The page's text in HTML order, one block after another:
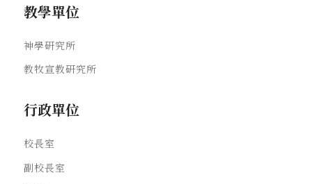
教學單位
神學研究所
教牧宣教研究所
行政單位
校長室
副校長室